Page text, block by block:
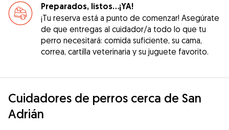
Preparados, listos...¡YA!
¡Tu reserva está a punto de comenzar! Asegúrate
de que entregas al cuidador/a todo lo que tu
perro necesitará: comida suficiente, su cama,
correa, cartilla veterinaria y su juguete favorito.
Cuidadores de perros cerca de San
Adrián